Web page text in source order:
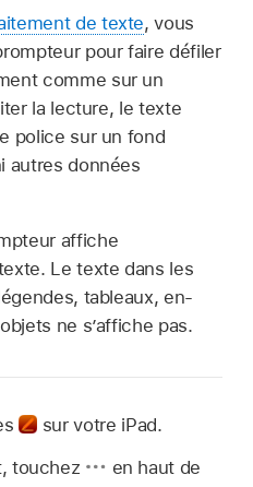
de texte, vous
pour faire défiler
comme sur un
la lecture, le texte
police sur un fond
autres données
affiche
Le texte dans les
tableaux, en-
ne s’affiche pas.
sur votre iPad.
touchez
en haut de